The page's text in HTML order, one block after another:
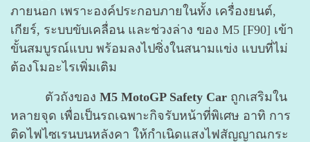
ภายนอก เพราะองค์ประกอบภายในทั้ง เครื่องยนต์,
เกียร์, ระบบขับเคลื่อน และช่วงล่าง ของ M5 [F90] เข้า
ขั้นสมบูรณ์แบบ พร้อมลงไปซิ่งในสนามแข่ง แบบที่ไม่
ต้องโมอะไรเพิ่มเติม
ตัวถังของ M5 MotoGP Safety Car ถูกเสริมใน
หลายจุด เพื่อเป็นรถเฉพาะกิจรับหน้าที่พิเศษ อาทิ การ
ติดไฟไซเรนบนหลังคา ให้กำเนิดแสงไฟสัญญาณกระ